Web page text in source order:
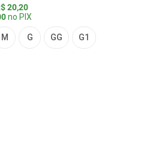
20,20
no PIX
M G GG G1